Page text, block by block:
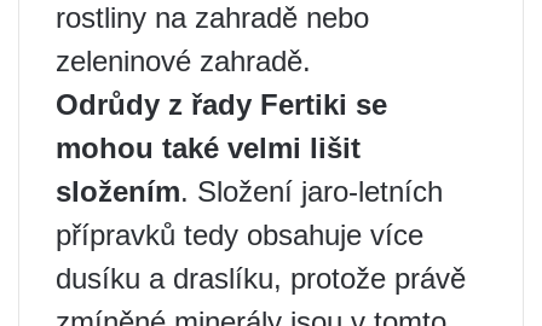
rostliny na zahradě nebo
zeleninové zahradě.
Odrůdy z řady Fertiki se
mohou také velmi lišit
složením. Složení jaro-letních
přípravků tedy obsahuje více
dusíku a draslíku, protože právě